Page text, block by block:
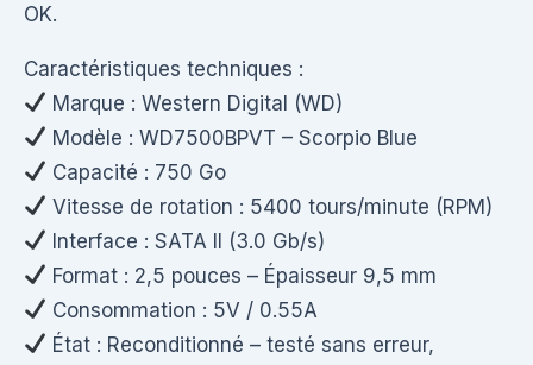
OK.
Caractéristiques techniques :
Marque : Western Digital (WD)
Modèle : WD7500BPVT – Scorpio Blue
Capacité : 750 Go
Vitesse de rotation : 5400 tours/minute (RPM)
Interface : SATA II (3.0 Gb/s)
Format : 2,5 pouces – Épaisseur 9,5 mm
Consommation : 5V / 0.55A
État : Reconditionné – testé sans erreur,